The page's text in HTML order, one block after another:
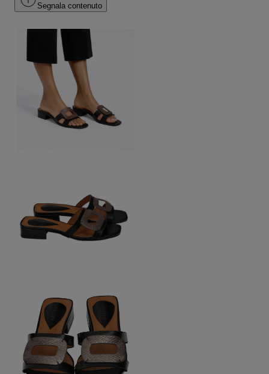
Segnala contenuto